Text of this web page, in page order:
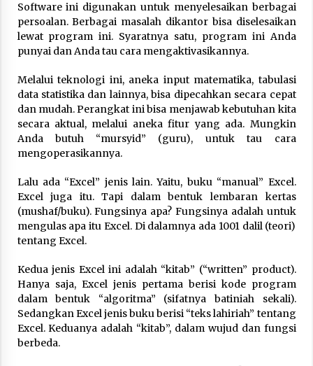
Software ini digunakan untuk menyelesaikan berbagai
persoalan. Berbagai masalah dikantor bisa diselesaikan
lewat program ini. Syaratnya satu, program ini Anda
punyai dan Anda tau cara mengaktivasikannya.
Melalui teknologi ini, aneka input matematika, tabulasi
data statistika dan lainnya, bisa dipecahkan secara cepat
dan mudah. Perangkat ini bisa menjawab kebutuhan kita
secara aktual, melalui aneka fitur yang ada. Mungkin
Anda butuh “mursyid” (guru), untuk tau cara
mengoperasikannya.
Lalu ada “Excel” jenis lain. Yaitu, buku “manual” Excel.
Excel juga itu. Tapi dalam bentuk lembaran kertas
(mushaf/buku). Fungsinya apa? Fungsinya adalah untuk
mengulas apa itu Excel. Di dalamnya ada 1001 dalil (teori)
tentang Excel.
Kedua jenis Excel ini adalah “kitab” (“written” product).
Hanya saja, Excel jenis pertama berisi kode program
dalam bentuk “algoritma” (sifatnya batiniah sekali).
Sedangkan Excel jenis buku berisi “teks lahiriah” tentang
Excel. Keduanya adalah “kitab”, dalam wujud dan fungsi
berbeda.